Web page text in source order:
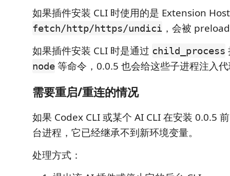
如果插件安装 CLI 时使用的是 Extension
fetch/http/https/undici ，会被
如果插件安装 CLI 时是通过 child_process
node 等命令，0.0.5 也会给这些子进程注入
需要重启/重连的情况
如果 Codex CLI 或某个 AI CLI 在安装 0.0.5
台进程，它已经继承不到新环境变量。
处理方式：